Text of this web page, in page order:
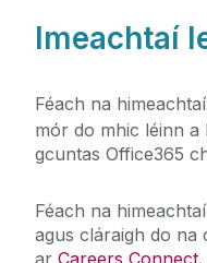
Fáilte chuig an
Imeachtaí
Féach na
mór do mhic léinn a
gcuntas Office365
Féach na
agus cláraigh do na